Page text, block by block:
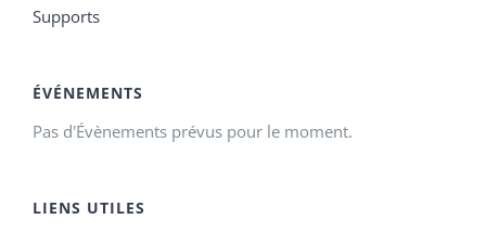
Supports
ÉVÉNEMENTS
Pas d'Évènements prévus pour le moment.
LIENS UTILES